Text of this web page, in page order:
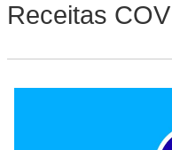
Receitas